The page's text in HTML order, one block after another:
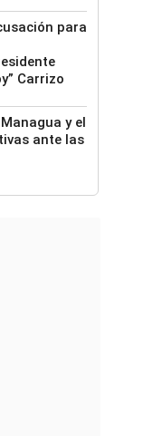
para
Carrizo
y el
ante las